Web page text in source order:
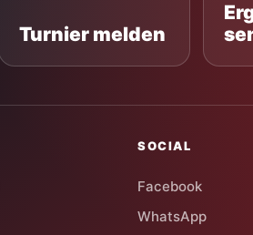
Turnier melden
SOCIAL
Facebook
WhatsApp